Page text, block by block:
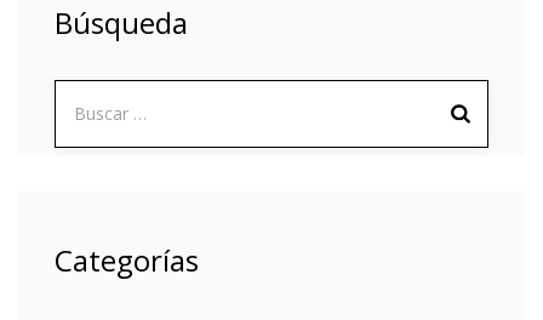
Búsqueda
Categorías